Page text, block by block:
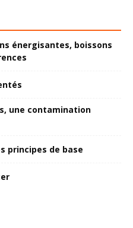
énergisantes, boissons
une contamination
principes de base